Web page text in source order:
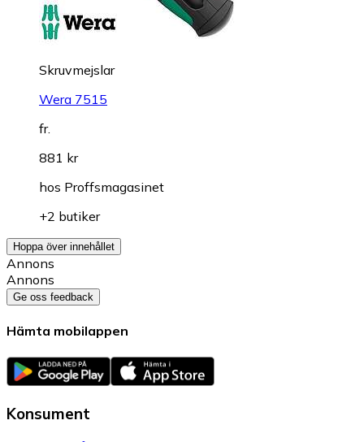
Skruvmejslar
Wera 7515
fr.
881 kr
hos Proffsmagasinet
+2 butiker
Hoppa över innehållet
Annons
Annons
Ge oss feedback
Hämta mobilappen
Konsument